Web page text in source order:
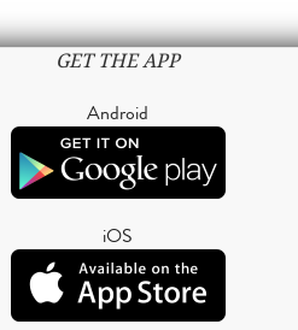
GET THE APP
Android
iOS